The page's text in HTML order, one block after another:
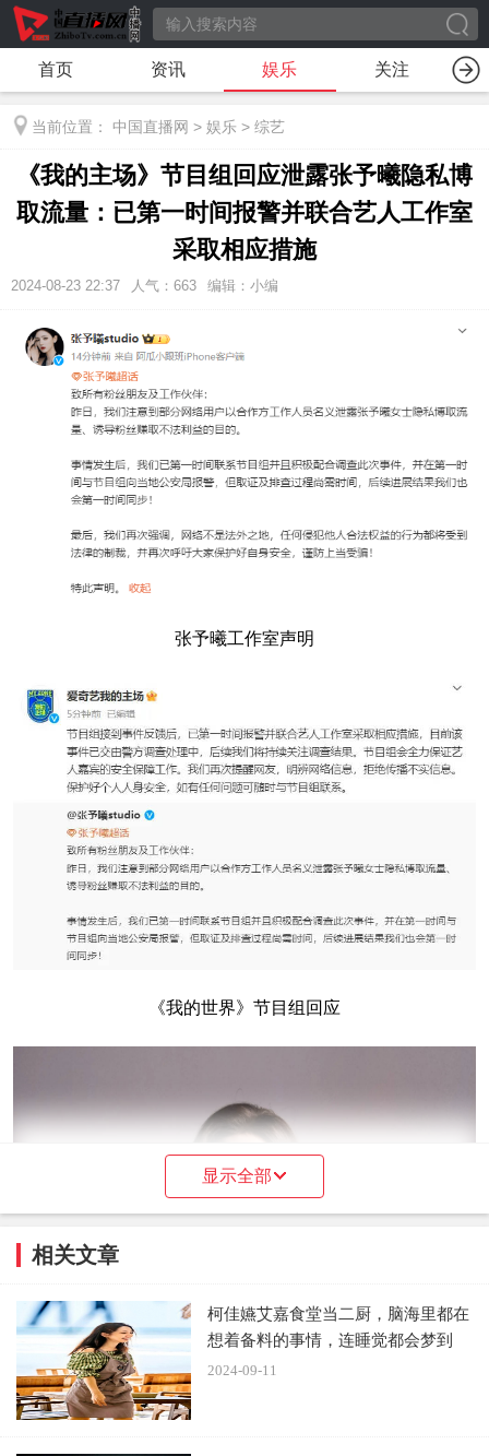
首页 资讯 娱乐 关注
当前位置： 中国直播网 > 娱乐 > 综艺
《我的主场》节目组回应泄露张予曦隐私博
取流量：已第一时间报警并联合艺人工作室
采取相应措施
2024-08-23 22:37 人气： 663 编辑：小编
张予曦工作室声明
《我的世界》节目组回应
显示全部
相关文章
柯佳嬿艾嘉食堂当二厨，脑海里都在
想着备料的事情，连睡觉都会梦到
2024-09-11